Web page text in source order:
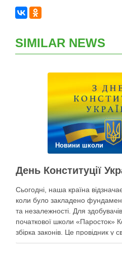
SIMILAR NEWS
Новини школи
День Конституції
Сьогодні, наша країна
коли було закладено
та незалежності. Для
початкової школи «Паросток»
збірка законів. Це провідник у
щасливе дитинство, освіту,